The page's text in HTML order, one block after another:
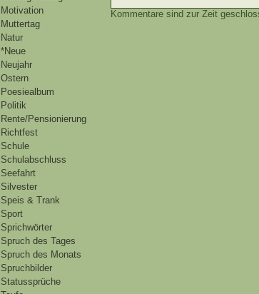
Motivation
Muttertag
Natur
*Neue
Neujahr
Ostern
Poesiealbum
Politik
Rente/Pensionierung
Richtfest
Schule
Schulabschluss
Seefahrt
Silvester
Speis & Trank
Sport
Sprichwörter
Spruch des Tages
Spruch des Monats
Spruchbilder
Statussprüche
Kommentare sind zur Zeit